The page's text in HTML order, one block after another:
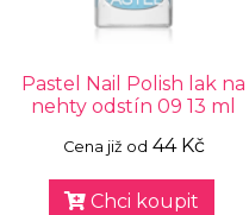
Pastel Nail Polish lak na
nehty odstín 09 13 ml
Cena již od 44 Kč
Chci koupit